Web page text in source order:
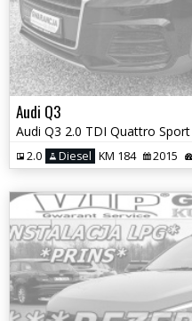
Audi Q3
Audi Q3 2.0 TDI Quattro Sport
2.0 Diesel KM 184 2015